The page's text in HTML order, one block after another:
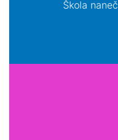
Škola